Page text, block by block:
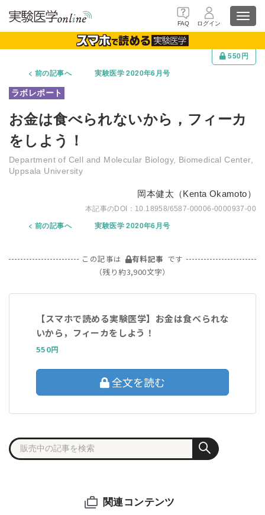
FAQ ログイン
550円
前の記事へ
実験医学 2020年6月号
お金は食べられないから，フィーカ
をしよう！
Department of Cell and Molecular Biology, Biomedical Center,
Uppsala University
岡本健太（Kenta Okamoto）
10.18958/6587-00006-0000937-00
前の記事へ 実験医学 2020年6月号
この記事は 有料記事 です
（残り約3,900文字）
【スマホで読める実験医学】お金は食べられな
いから，フィーカをしよう！
550円
全文を読む
関連コンテンツ